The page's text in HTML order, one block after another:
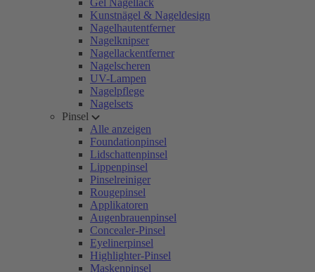
Gel Nagellack
Kunstnägel & Nageldesign
Nagelhautentferner
Nagelknipser
Nagellackentferner
Nagelscheren
UV-Lampen
Nagelpflege
Nagelsets
Pinsel
Alle anzeigen
Foundationpinsel
Lidschattenpinsel
Lippenpinsel
Pinselreiniger
Rougepinsel
Applikatoren
Augenbrauenpinsel
Concealer-Pinsel
Eyelinerpinsel
Highlighter-Pinsel
Maskenpinsel